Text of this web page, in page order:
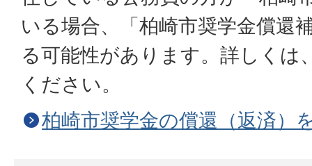
いる場合、「柏崎市奨学金償還
る可能性があります。詳しくは
ください。
柏崎市奨学金の償還（返済）